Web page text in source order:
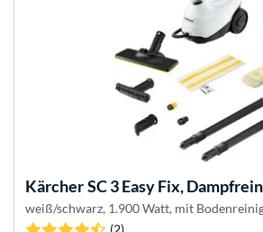
KärcherSC 3 Easy Fix,
weiß/schwarz, 1.900 Watt, mit